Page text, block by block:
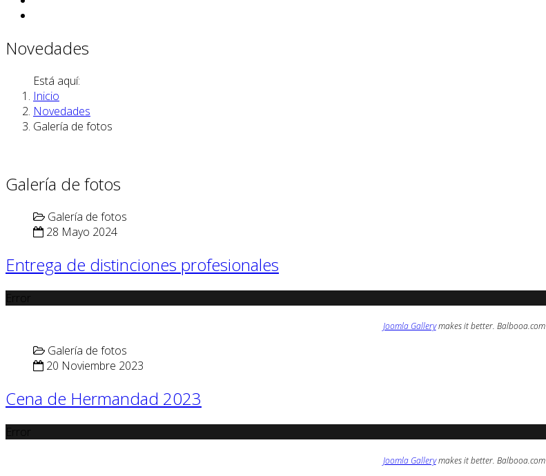
Novedades
Está aquí:
Inicio
Novedades
Galería de fotos
Galería de fotos
Galería de fotos
28 Mayo 2024
Entrega de distinciones profesionales
Joomla Gallerymakes it better. Balbooa.com
Galería de fotos
20 Noviembre 2023
Cena de Hermandad 2023
Joomla Gallerymakes it better. Balbooa.com